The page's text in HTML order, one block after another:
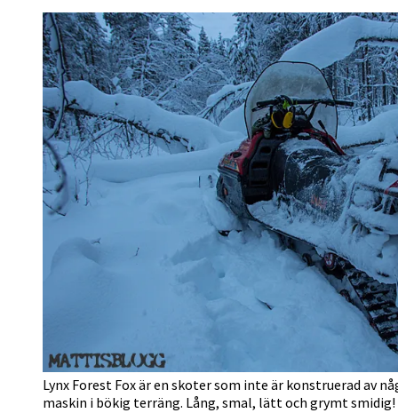
Lynx Forest Fox är en skoter som inte är konstruerad av
maskin i bökig terräng. Lång, smal, lätt och grymt smidig!